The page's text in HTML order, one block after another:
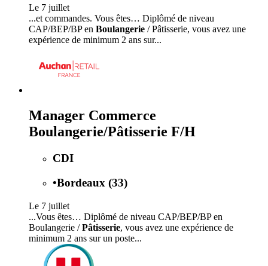
Le 7 juillet
...et commandes. Vous êtes… Diplômé de niveau
CAP/BEP/BP en Boulangerie / Pâtisserie, vous avez une
expérience de minimum 2 ans sur...
Manager Commerce
Boulangerie/Pâtisserie F/H
CDI
•Bordeaux (33)
Le 7 juillet
...Vous êtes… Diplômé de niveau CAP/BEP/BP en
Boulangerie /Pâtisserie, vous avez une expérience de
minimum 2 ans sur un poste...